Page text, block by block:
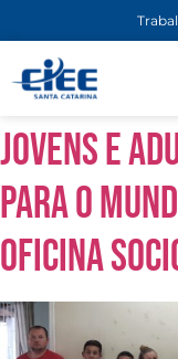
Jovens e
para o
Oficina